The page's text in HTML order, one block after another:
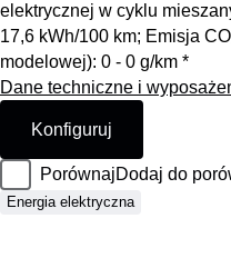
elektrycznej w cyklu
17,6 kWh/100 km; Emisja
modelowej): 0 - 0 g/km *
Dane techniczne i
Konfiguruj
PorównajDodaj do
Energia elektryczna